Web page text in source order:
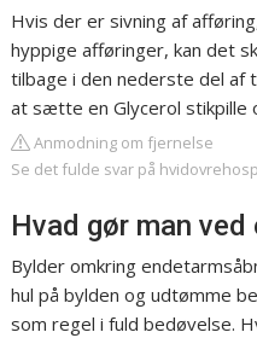
Hvis der er sivning af
hyppige afføringer, kan det
tilbage i den nederste del af
at sætte en Glycerol stikpille
Anmodning om fjernelse
Se det fulde svar på
Hvad gør man ved
Bylder omkring
hul på bylden og udtømme
som regel i fuld bedøvelse.